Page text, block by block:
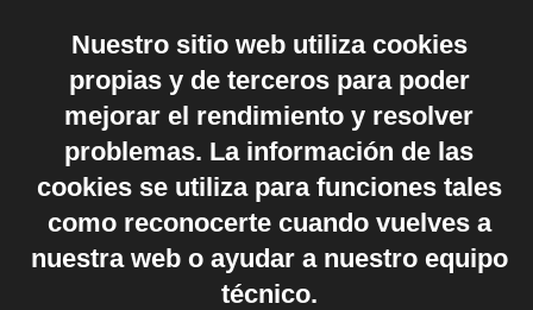
Español
Noticias Activa
Nuestro sitio web utiliza cookies
propias y de terceros para poder
mejorar el rendimiento y resolver
problemas. La información de las
cookies se utiliza para funciones tales
como reconocerte cuando vuelves a
nuestra web o ayudar a nuestro equipo
técnico.